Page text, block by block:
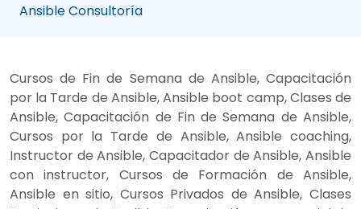
Ansible Consultoría
Cursos de Fin de Semana de Ansible, Capacitación
por la Tarde de Ansible, Ansible boot camp, Clases de
Ansible, Capacitación de Fin de Semana de Ansible,
Cursos por la Tarde de Ansible, Ansible coaching,
Instructor de Ansible, Capacitador de Ansible, Ansible
con instructor, Cursos de Formación de Ansible,
Ansible en sitio, Cursos Privados de Ansible, Clases